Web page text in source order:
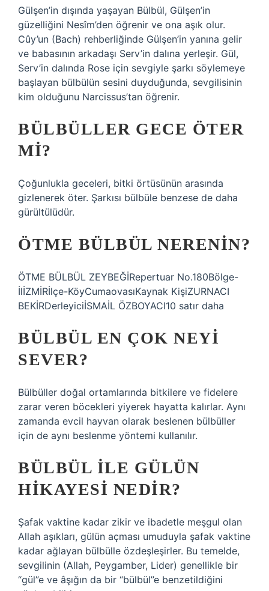
Gülşen’in dışında yaşayan Bülbül, Gülşen’in
güzelliğini Nesîm’den öğrenir ve ona aşık olur.
Cûy’un (Bach) rehberliğinde Gülşen’in yanına gelir
ve babasının arkadaşı Serv’in dalına yerleşir. Gül,
Serv’in dalında Rose için sevgiyle şarkı söylemeye
başlayan bülbülün sesini duyduğunda, sevgilisinin
kim olduğunu Narcissus’tan öğrenir.
BÜLBÜLLER GECE ÖTER
MI?
Çoğunlukla geceleri, bitki örtüsünün arasında
gizlenerek öter. Şarkısı bülbüle benzese de daha
gürültülüdür.
ÖTME BÜLBÜL NERENIN?
ÖTME BÜLBÜL ZEYBEĞİRepertuar No.180Bölge-
İlİZMİRİlçe-KöyCumaovasıKaynak KişiZURNACI
BEKİRDerleyiciİSMAİL ÖZBOYACI10 satır daha
BÜLBÜL EN ÇOK NEYI
SEVER?
Bülbüller doğal ortamlarında bitkilere ve fidelere
zarar veren böcekleri yiyerek hayatta kalırlar. Aynı
zamanda evcil hayvan olarak beslenen bülbüller
için de aynı beslenme yöntemi kullanılır.
BÜLBÜL ILE GÜLÜN
HIKAYESI NEDIR?
Şafak vaktine kadar zikir ve ibadetle meşgul olan
Allah aşıkları, gülün açması umuduyla şafak vaktine
kadar ağlayan bülbülle özdeşleşirler. Bu temelde,
sevgilinin (Allah, Peygamber, Lider) genellikle bir
“gül”e ve âşığın da bir “bülbül”e benzetildiğini